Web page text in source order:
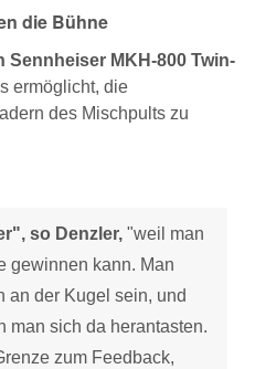
die Bühne
MKH-800 Twin-
ermöglicht, die
des Mischpults zu
so Denzler, "weil man
gewinnen kann. Man
an der Kugel sein, und
man sich da herantasten.
zum Feedback,